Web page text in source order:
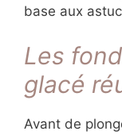
base aux
Les
glacé
Avant de